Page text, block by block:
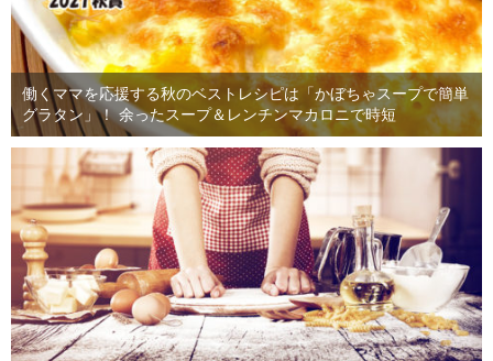
働くママを応援する秋のベストレシピは「かぼちゃスープで簡単
グラタン」！ 余ったスープ＆レンチンマカロニで時短